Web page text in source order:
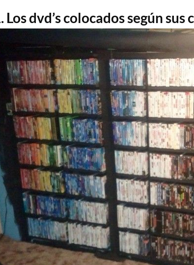
Los dvd’s colocados según sus